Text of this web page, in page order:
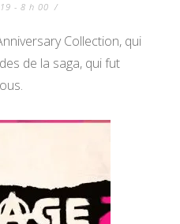
- 8 h 00 /
Collection, qui
de la saga, qui fut